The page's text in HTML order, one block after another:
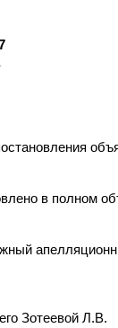
в полном
Зотеевой Л.В.